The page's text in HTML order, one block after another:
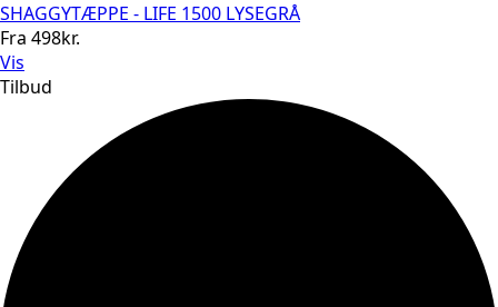
SHAGGYTÆPPE - LIFE 1500 LYSEGRÅ
Fra 498kr.
Vis
Tilbud